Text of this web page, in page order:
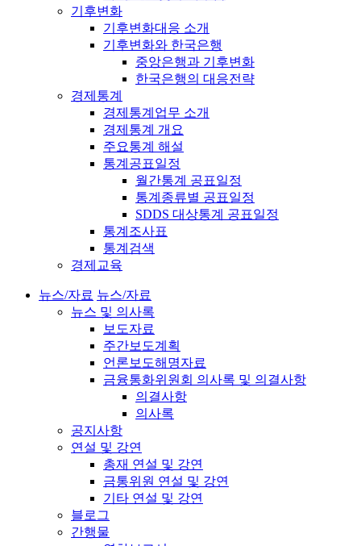
기후변화
기후변화대응 소개
기후변화와 한국은행
중앙은행과 기후변화
한국은행의 대응전략
경제통계
경제통계업무 소개
경제통계 개요
주요통계 해설
통계공표일정
월간통계 공표일정
통계종류별 공표일정
SDDS 대상통계 공표일정
통계조사표
통계검색
경제교육
뉴스/자료 뉴스/자료
뉴스 및 의사록
보도자료
주간보도계획
언론보도해명자료
금융통화위원회 의사록 및 의결사항
의결사항
의사록
공지사항
연설 및 강연
총재 연설 및 강연
금통위원 연설 및 강연
기타 연설 및 강연
블로그
간행물